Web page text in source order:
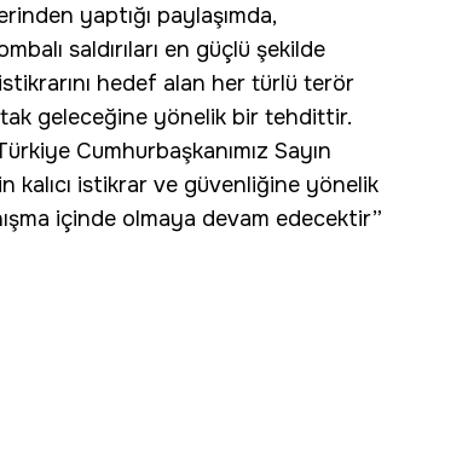
yaptığı paylaşımda,
saldırıları en güçlü şekilde
hedef alan her türlü terör
geleceğine yönelik bir tehdittir.
Cumhurbaşkanımız Sayın
kalıcı istikrar ve güvenliğine yönelik
içinde olmaya devam edecektir”